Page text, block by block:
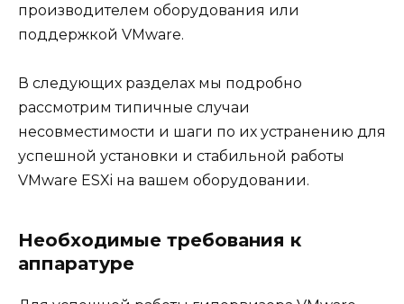
производителем оборудования или
поддержкой VMware.
В следующих разделах мы подробно
рассмотрим типичные случаи
несовместимости и шаги по их устранению для
успешной установки и стабильной работы
VMware ESXi на вашем оборудовании.
Необходимые требования к
аппаратуре